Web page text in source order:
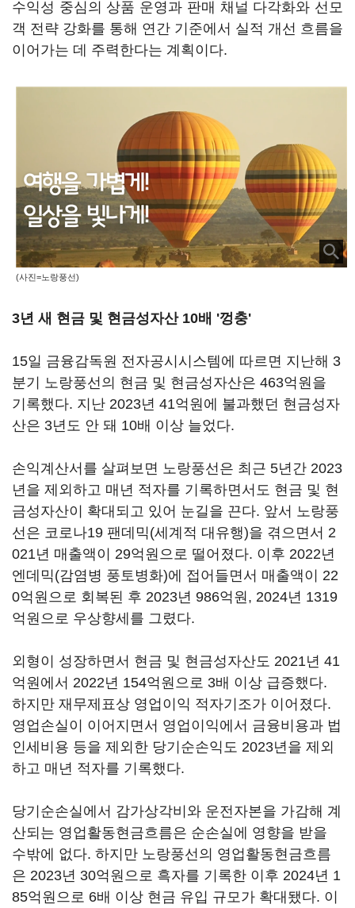
수익성 중심의 상품 운영과 판매 채널 다각화와 선모
객 전략 강화를 통해 연간 기준에서 실적 개선 흐름을
이어가는 데 주력한다는 계획이다.
(사진=노랑풍선)
3년 새 현금 및 현금성자산 10배 '껑충'
15일 금융감독원 전자공시시스템에 따르면 지난해 3
분기 노랑풍선의 현금 및 현금성자산은 463억원을
기록했다. 지난 2023년 41억원에 불과했던 현금성자
산은 3년도 안 돼 10배 이상 늘었다.
손익계산서를 살펴보면 노랑풍선은 최근 5년간 2023
년을 제외하고 매년 적자를 기록하면서도 현금 및 현
금성자산이 확대되고 있어 눈길을 끈다. 앞서 노랑풍
선은 코로나19 팬데믹(세계적 대유행)을 겪으면서 2
021년 매출액이 29억원으로 떨어졌다. 이후 2022년
엔데믹(감염병 풍토병화)에 접어들면서 매출액이 22
0억원으로 회복된 후 2023년 986억원, 2024년 1319
억원으로 우상향세를 그렸다.
외형이 성장하면서 현금 및 현금성자산도 2021년 41
억원에서 2022년 154억원으로 3배 이상 급증했다.
하지만 재무제표상 영업이익 적자기조가 이어졌다.
영업손실이 이어지면서 영업이익에서 금융비용과 법
인세비용 등을 제외한 당기순손익도 2023년을 제외
하고 매년 적자를 기록했다.
당기순손실에서 감가상각비와 운전자본을 가감해 계
산되는 영업활동현금흐름은 순손실에 영향을 받을
수밖에 없다. 하지만 노랑풍선의 영업활동현금흐름
은 2023년 30억원으로 흑자를 기록한 이후 2024년 1
85억원으로 6배 이상 현금 유입 규모가 확대됐다. 이